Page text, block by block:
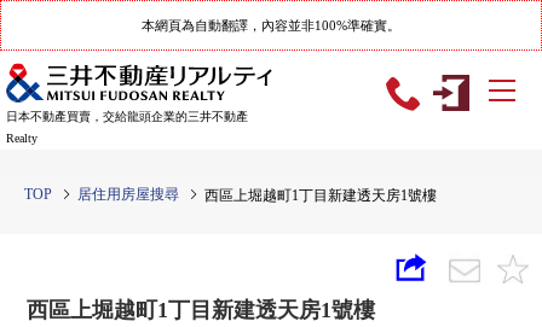
本網頁為自動翻譯，內容並非100%準確實。
日本不動產買賣，交給龍頭企業的三井不動產
Realty
TOP 居住用房屋搜尋 西區上堀越町1丁目新建透天房1號樓
西區上堀越町1丁目新建透天房1號樓